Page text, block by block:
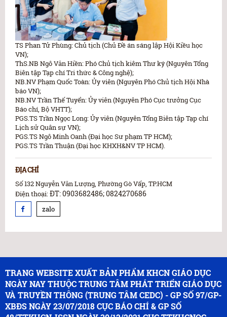
TS Phan Tử Phùng: Chủ tịch (Chủ Đề án sáng lập Hội Kiều học
VN);
ThS.NB Ngô Văn Hiền: Phó Chủ tịch kiêm Thư ký (Nguyên Tổng
Biên tập Tạp chí Tri thức & Công nghệ);
NB.NV Phạm Quốc Toàn: Ủy viên (Nguyên Phó Chủ tịch Hội Nhà
báo VN);
NB.NV Trần Thế Tuyển: Ủy viên (Nguyên Phó Cục trưởng Cục
Báo chí, Bộ VHTT);
PGS.TS Trần Ngọc Long: Ủy viên (Nguyên Tổng Biên tập Tạp chí
Lịch sử Quân sự VN);
PGS.TS Ngô Minh Oanh (Đại học Sư phạm TP HCM);
PGS.TS Trần Thuận (Đại học KHXH&NV TP HCM).
ĐỊA CHỈ
Số 132 Nguyễn Văn Lượng, Phường Gò Vấp, TP.HCM
Điện thoại:ĐT: 0903682486; 0824270686
zalo
TRANG WEBSITE XUẤT BẢN PHẨM KHCN GIÁO DỤC
NGÀY NAY THUỘC TRUNG TÂM PHÁT TRIỂN GIÁO DỤC
VÀ TRUYỀN THÔNG (TRUNG TÂM CEDC) - GP SỐ 97/GP-
XBĐS NGÀY 23/07/2018 CỤC BÁO CHÍ & GP SỐ